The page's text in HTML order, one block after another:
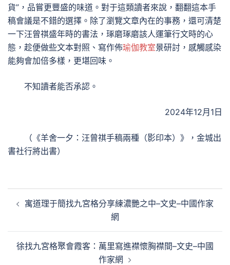
貨”，品嘗更豐盛的味道。對于這類讀者來說，翻翻這本手
稿會議是不錯的選擇。除了瀏覽文章內在的事務，還可清楚
一下汪曾祺盛年時的書法，琢磨琢磨該人運筆行文時的心
態，趁便做些文本對照、寫作佈瑜伽教室景研討，感觸感染
能夠會加倍多樣，更堪回味。
不知讀者能否承認。
2024年12月1日
（《羊舍一夕：汪曾祺手稿兩種（影印本）》，金城出
書社行將出書）
章
覽
寓道理于簡找九宮格分享練濃艷之中–文史–中國作家
網
徐找九宮格聚會霞客：萬里寫進襟懷胸襟間–文史–中國
作家網